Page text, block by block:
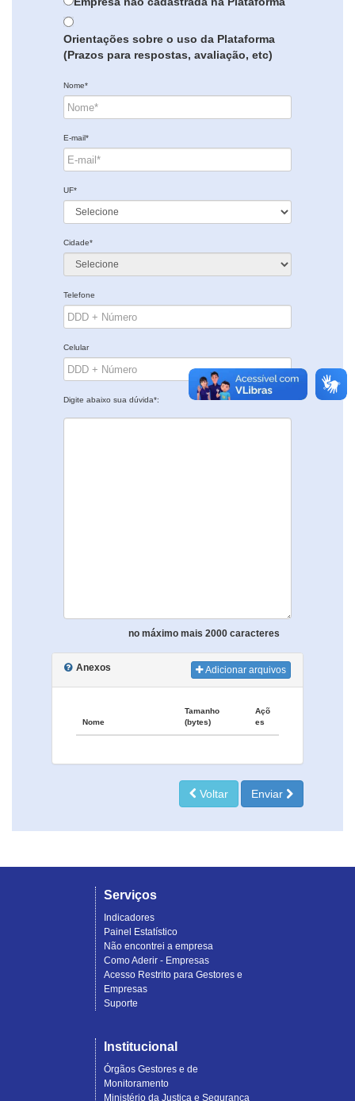
Orientações sobre o uso da Plataforma
(Prazos para respostas, avaliação, etc)
Nome*
E-mail*
UF*
Cidade*
Telefone
Celular
Digite abaixo sua dúvida*:
no máximo mais 2000 caracteres
Anexos Adicionar arquivos
Nome
Tamanho
(bytes)
Açõ
es
Voltar Enviar
Serviços
Indicadores
Painel Estatístico
Não encontrei a empresa
Como Aderir - Empresas
Acesso Restrito para Gestores e
Empresas
Suporte
Institucional
Órgãos Gestores e de
Monitoramento
Ministério da Justiça e Segurança